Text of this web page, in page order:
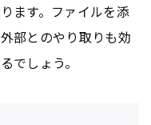
ます。ファイルを添
部とのやり取りも効
でしょう。